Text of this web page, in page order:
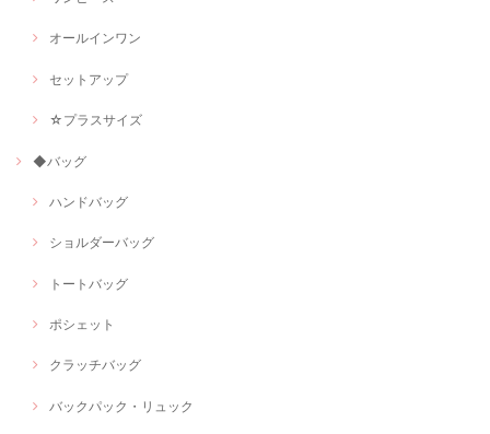
オールインワン
セットアップ
☆プラスサイズ
◆バッグ
ハンドバッグ
ショルダーバッグ
トートバッグ
ポシェット
クラッチバッグ
バックパック・リュック